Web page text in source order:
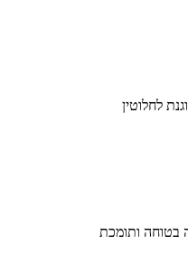
לחלוטין
בטוחה ותומכת